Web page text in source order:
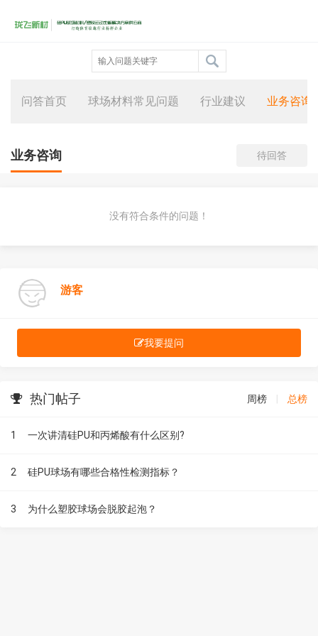
问答首页 球场材料常见问题 行业建议 业务咨询
业务咨询 待回答
没有符合条件的问题！
游客
我要提问
热门帖子 周榜 总榜
1 一次讲清硅PU和丙烯酸有什么区别?
2 硅PU球场有哪些合格性检测指标？
3 为什么塑胶球场会脱胶起泡？